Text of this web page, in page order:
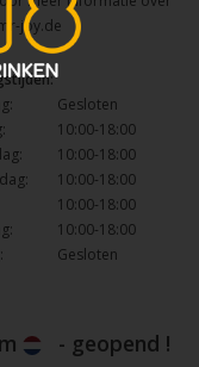
joy.de
Gesloten
10:00-18:00
10:00-18:00
10:00-18:00
10:00-18:00
10:00-18:00
Gesloten
- geopend !